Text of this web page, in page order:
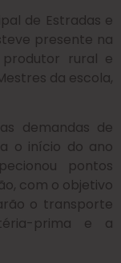
de Estradas e
presente na
rural e
da escola,
demandas de
o início do ano
pontos
com o objetivo
o transporte
prima e a